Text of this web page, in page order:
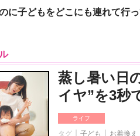
に子どもをどこにも連れて行
蒸し暑い日
イヤ”を3秒
ライフ
タグ 子ども お着換え